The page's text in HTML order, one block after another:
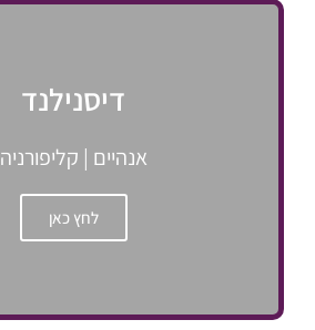
דיסנילנד
אנהיים | קליפורניה
לחץ כאן